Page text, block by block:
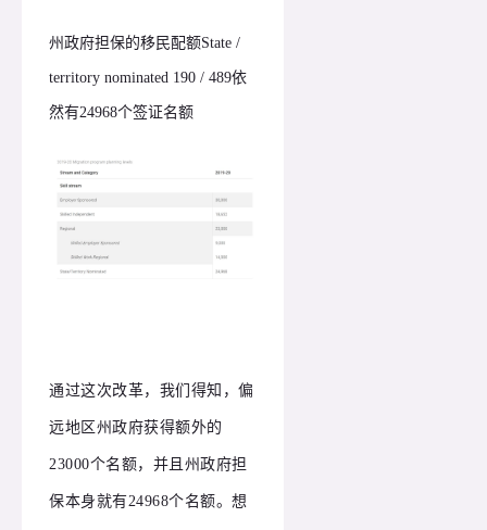
州政府担保的移民配额State /
territory nominated 190 / 489依
然有24968个签证名额
通过这次改革，我们得知，偏
远地区州政府获得额外的
23000个名额，并且州政府担
保本身就有24968个名额。想